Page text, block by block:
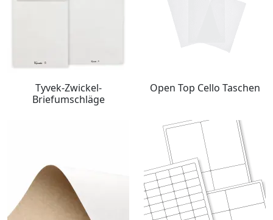
Tyvek-Zwickel-
Briefumschläge
Open Top Cello Taschen